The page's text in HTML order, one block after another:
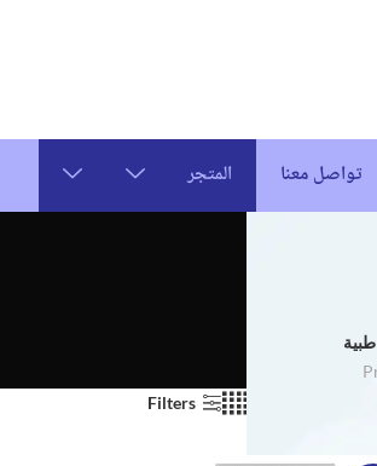
تواصل معنا المتجر
Filters